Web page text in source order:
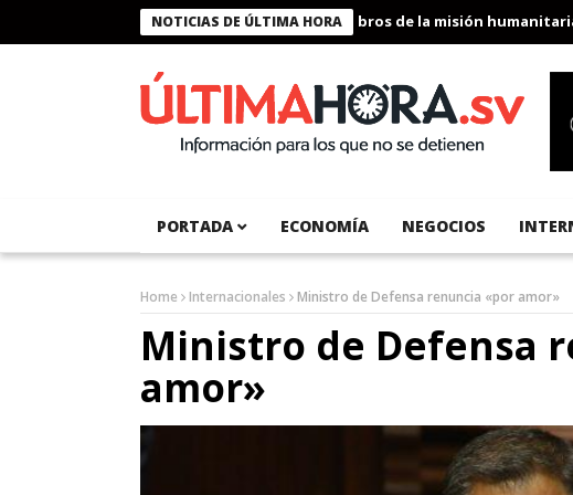
NOTICIAS DE ÚLTIMA HORA
Presidente Bukele condecora a miembros de la misión humanitaria
PORTADA ECONOMÍA NEGOCIOS
Home Internacionales Ministro de Defensa renuncia «por amor»
Ministro de Defensa
amor»